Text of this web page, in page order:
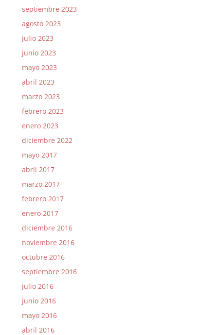
septiembre 2023
agosto 2023
julio 2023
junio 2023
mayo 2023
abril 2023
marzo 2023
febrero 2023
enero 2023
diciembre 2022
mayo 2017
abril 2017
marzo 2017
febrero 2017
enero 2017
diciembre 2016
noviembre 2016
octubre 2016
septiembre 2016
julio 2016
junio 2016
mayo 2016
abril 2016